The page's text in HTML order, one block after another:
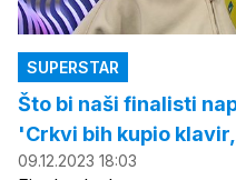
SUPERSTAR
Što bi naši finalisti
'Crkvi bih kupio
09.12.2023 18:03